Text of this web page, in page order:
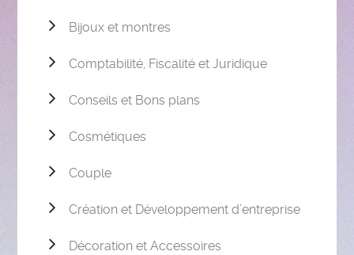
Bijoux et montres
Comptabilité, Fiscalité et Juridique
Conseils et Bons plans
Cosmétiques
Couple
Création et Développement d’entreprise
Décoration et Accessoires